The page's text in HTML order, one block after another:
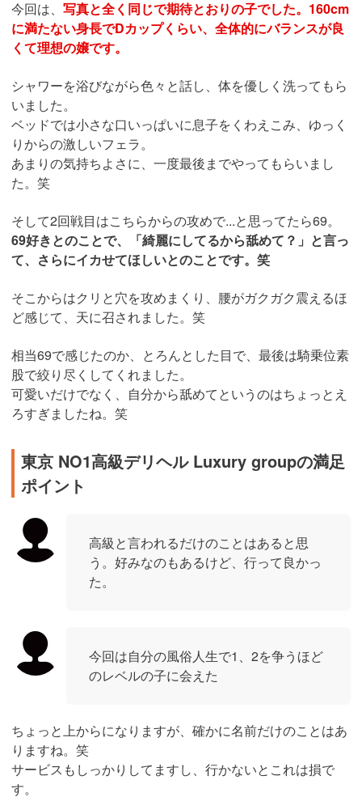
今回は、 写真と全く同じで期待とおりの子でした。160cm
に満たない身長でDカップくらい、全体的にバランスが良
くて理想の嬢です。
シャワーを浴びながら色々と話し、体を優しく洗ってもら
いました。
ベッドでは小さな口いっぱいに息子をくわえこみ、ゆっく
りからの激しいフェラ。
あまりの気持ちよさに、一度最後までやってもらいまし
た。笑
そして2回戦目はこちらからの攻めで...と思ってたら69。
69好きとのことで、「綺麗にしてるから舐めて？」と言っ
て、さらにイカせてほしいとのことです。笑
そこからはクリと穴を攻めまくり、腰がガクガク震えるほ
ど感じて、天に召されました。笑
相当69で感じたのか、とろんとした目で、最後は騎乗位素
股で絞り尽くしてくれました。
可愛いだけでなく、自分から舐めてというのはちょっとえ
ろすぎましたね。笑
東京 NO1高級デリヘル Luxury groupの満足
ポイント
高級と言われるだけのことはあると思
う。好みなのもあるけど、行って良かっ
た。
今回は自分の風俗人生で1、2を争うほど
のレベルの子に会えた
ちょっと上からになりますが、確かに名前だけのことはあ
りますね。笑
サービスもしっかりしてますし、行かないとこれは損で
す。